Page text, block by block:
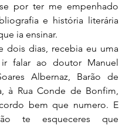
por ter me empenhado
e história literária
ia ensinar.
dois dias, recebia eu uma
falar ao doutor Manuel
Albernaz, Barão de
à Rua Conde de Bonfim,
bem que numero. E
te esqueceres que